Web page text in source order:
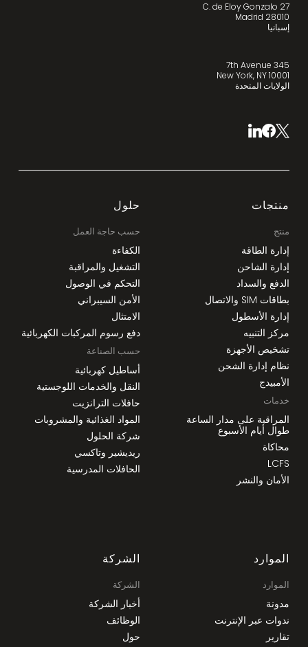
C. de Eloy Gonzalo 27
28010 Madrid
إسبانيا
345 7th Avenue
New York, NY 10001
الولايات المتحدة
منتجات
منتج
إدارة الطاقة
إدارة الشاحن
الدفع والسداد
بطاقات SIM والاتصال
إدارة الأسطول
مركز التنبيه
تشخيص الأجهزة
نظام إدارة الشحن
الأمبيدج
خدمات
المراقبة على مدار الساعة
طوال أيام الأسبوع
محاكاة
LCFS
الأمان والنشر
حلول
حسب حاجة العمل
الكفاءة
التشغيل والمراقبة
التحكم في الوصول
الأمن السيبراني
الامتثال
دفع رسوم المركبات الكهربائية
حسب الصناعة
أساطيل كهربائية
النقل والخدمات اللوجستية
حافلات الترانزيت
المواد الغذائية والمشروبات
شركة الحلول
ريديشير وتاكسي
الحافلات المدرسية
الموارد
الموارد
مدونة
ندوات عبر الإنترنت
تقارير
الشركة
الشركة
أخبار الشركة
الوظائف
حول